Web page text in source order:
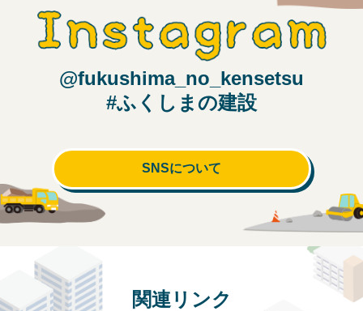
@fukushima_no_kensetsu
#ふくしまの建設
SNSについて
関連リンク